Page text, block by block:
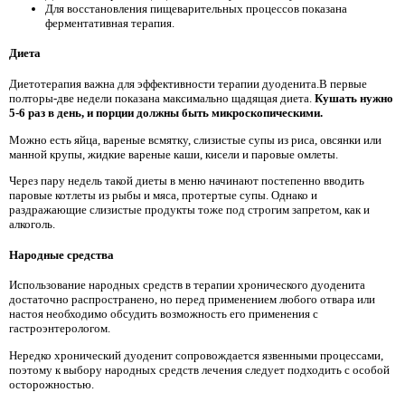
Для восстановления пищеварительных процессов показана
ферментативная терапия.
Диета
Диетотерапия важна для эффективности терапии дуоденита.В первые
полторы-две недели показана максимально щадящая диета. Кушать нужно
5-6 раз в день, и порции должны быть микроскопическими.
Можно есть яйца, вареные всмятку, слизистые супы из риса, овсянки или
манной крупы, жидкие вареные каши, кисели и паровые омлеты.
Через пару недель такой диеты в меню начинают постепенно вводить
паровые котлеты из рыбы и мяса, протертые супы. Однако и
раздражающие слизистые продукты тоже под строгим запретом, как и
алкоголь.
Народные средства
Использование народных средств в терапии хронического дуоденита
достаточно распространено, но перед применением любого отвара или
настоя необходимо обсудить возможность его применения с
гастроэнтерологом.
Нередко хронический дуоденит сопровождается язвенными процессами,
поэтому к выбору народных средств лечения следует подходить с особой
осторожностью.